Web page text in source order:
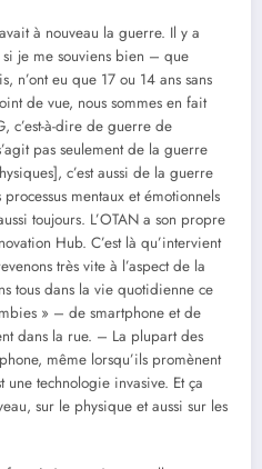
à nouveau la guerre. Il y a
je me souviens bien – que
n’ont eu que 17 ou 14 ans sans
de vue, nous sommes en fait
c’est-à-dire de guerre de
pas seulement de la guerre
c’est aussi de la guerre
mentaux et émotionnels
toujours. L’OTAN a son propre
Hub. C’est là qu’intervient
très vite à l’aspect de la
tous dans la vie quotidienne ce
» – de smartphone et de
dans la rue. – La plupart des
même lorsqu’ils promènent
une technologie invasive. Et ça
sur le physique et aussi sur les